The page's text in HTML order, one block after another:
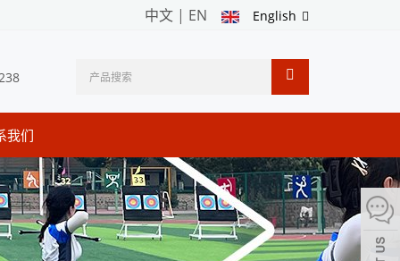
English
中文 | EN
我们